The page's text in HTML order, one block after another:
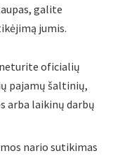
galite
jumis.
oficialių
pajamų šaltinių,
arba laikinų darbų
nario sutikimas